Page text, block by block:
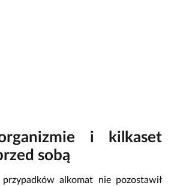
i kilkaset
sobą
alkomat nie pozostawił